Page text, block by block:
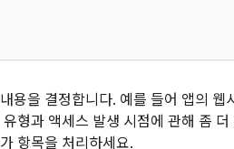
용을 결정합니다. 예를 들어 앱의
형과 액세스 발생 시점에 관해 좀
항목을 처리하세요.